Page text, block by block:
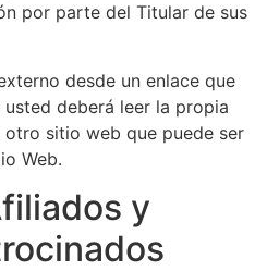
por parte del Titular de sus
desde un enlace que
deberá leer la propia
sitio web que puede ser
Web.
y